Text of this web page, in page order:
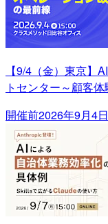
【9/4（金）東京】
トセンター～顧客
開催前2026年9月4